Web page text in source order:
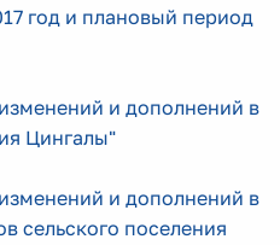
год и плановый период
и дополнений в
Цингалы"
и дополнений в
сельского поселения